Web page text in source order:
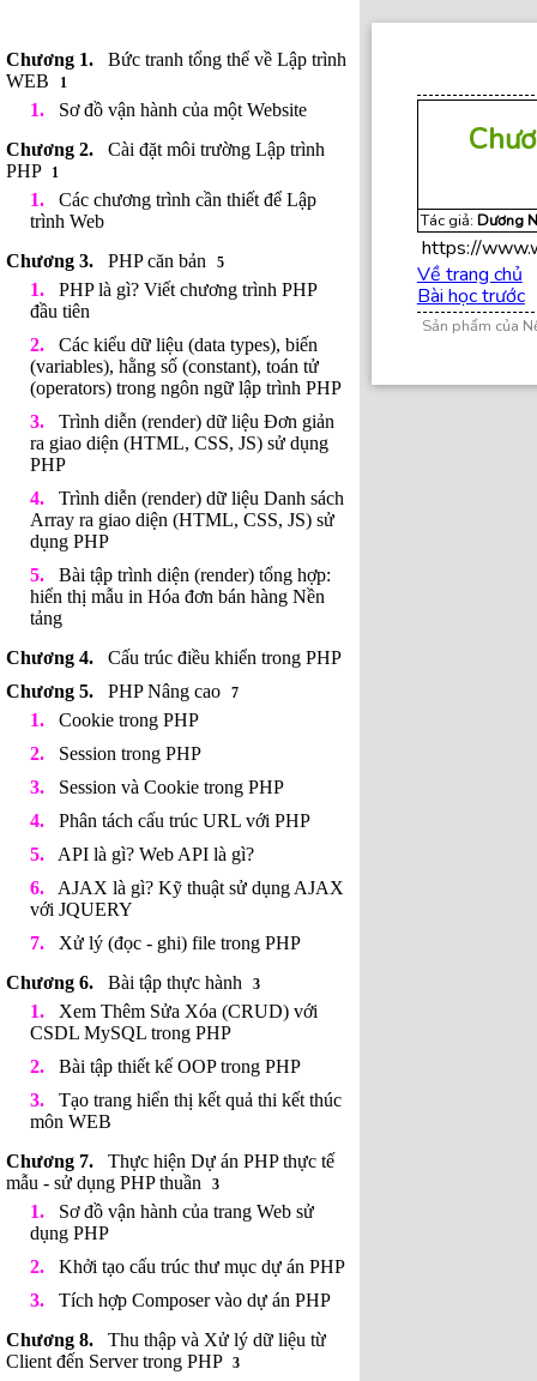
Bức tranh tổng thể về Lập trình
WEB
1
Sơ đồ vận hành của một Website
Cài đặt môi trường Lập trình
PHP
1
Các chương trình cần thiết để Lập
trình Web
PHP căn bản
5
PHP là gì? Viết chương trình PHP
đầu tiên
Các kiểu dữ liệu (data types), biến
(variables), hằng số (constant), toán tử
(operators) trong ngôn ngữ lập trình PHP
Trình diễn (render) dữ liệu Đơn giản
ra giao diện (HTML, CSS, JS) sử dụng
PHP
Trình diễn (render) dữ liệu Danh sách
Array ra giao diện (HTML, CSS, JS) sử
dụng PHP
Bài tập trình diện (render) tổng hợp:
hiển thị mẫu in Hóa đơn bán hàng Nền
tảng
Cấu trúc điều khiển trong PHP
PHP Nâng cao
7
Cookie trong PHP
Session trong PHP
Session và Cookie trong PHP
Phân tách cấu trúc URL với PHP
API là gì? Web API là gì?
AJAX là gì? Kỹ thuật sử dụng AJAX
với JQUERY
Xử lý (đọc - ghi) file trong PHP
Bài tập thực hành
3
Xem Thêm Sửa Xóa (CRUD) với
CSDL MySQL trong PHP
Bài tập thiết kế OOP trong PHP
Tạo trang hiển thị kết quả thi kết thúc
môn WEB
Thực hiện Dự án PHP thực tế
mẫu - sử dụng PHP thuần
3
Sơ đồ vận hành của trang Web sử
dụng PHP
Khởi tạo cấu trúc thư mục dự án PHP
Tích hợp Composer vào dự án PHP
Thu thập và Xử lý dữ liệu từ
Client đến Server trong PHP 3
Tác giả: Dương
https://
Về trang chủ
Bài học trước
Sản phẩm của